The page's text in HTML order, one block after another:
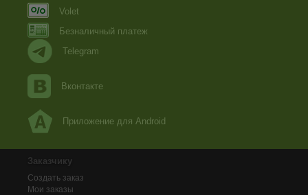
Volet
Безналичный платеж
Telegram
Вконтакте
Приложение для Android
Заказчику
Создать заказ
Мои заказы